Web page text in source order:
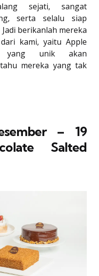
sejati, sangat
serta selalu siap
berikanlah mereka
kami, yaitu Apple
yang unik akan
mereka yang tak
– 19
Salted